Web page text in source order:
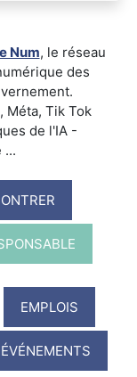
Num, le réseau
des
Méta, Tik Tok
de l'IA -
...
EMPLOIS